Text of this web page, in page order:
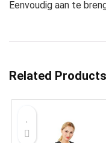
Eenvoudig aan te
Related Products